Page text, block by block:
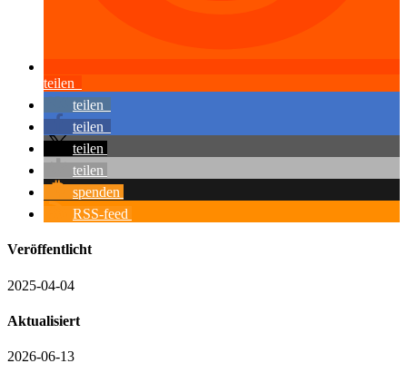
teilen
teilen
teilen
teilen
teilen
spenden
RSS-feed
Veröffentlicht
2025-04-04
Aktualisiert
2026-06-13